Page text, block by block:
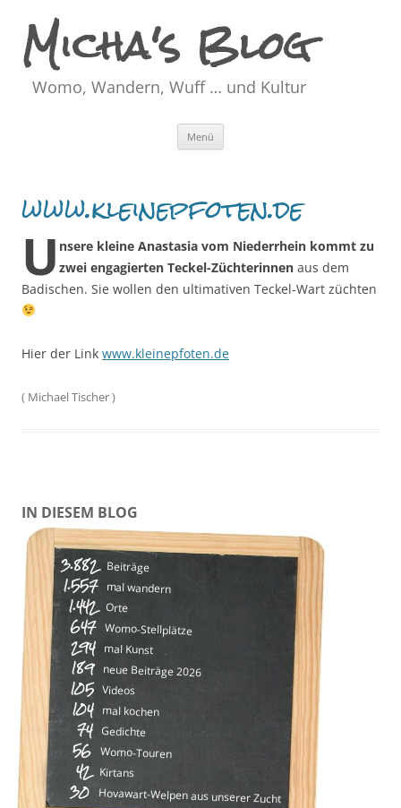
Micha's Blog
Womo, Wandern, Wuff … und Kultur
Menü
www.kleinepfoten.de
U nsere kleine Anastasia vom Niederrhein kommt zu
zwei engagierten Teckel-Züchterinnen aus dem
Badischen. Sie wollen den ultimativen Teckel-Wart züchten
Hier der Link www.kleinepfoten.de
( Michael Tischer)
IN DIESEM BLOG
3.882 Beiträge
1.557 mal wandern
1.442 Orte
647 Womo-Stellplätze
294 mal Kunst
189 neue Beiträge 2026
105 Videos
104 mal kochen
74 Gedichte
56 Womo-Touren
42 Kirtans
30 Hovawart-Welpen aus unserer Zucht